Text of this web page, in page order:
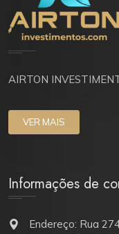
AIRTON
VER MAIS
Informações de
Endereço: Rua